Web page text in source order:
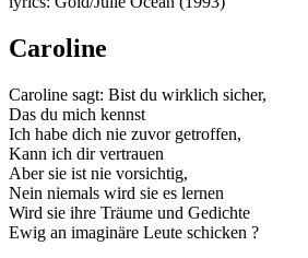
Caroline
Caroline sagt: Bist du wirklich sicher,
Das du mich kennst
Ich habe dich nie zuvor getroffen,
Kann ich dir vertrauen
Aber sie ist nie vorsichtig,
Nein niemals wird sie es lernen
Wird sie ihre Träume und Gedichte
Ewig an imaginäre Leute schicken ?